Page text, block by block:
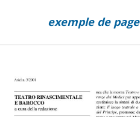
exemple de page